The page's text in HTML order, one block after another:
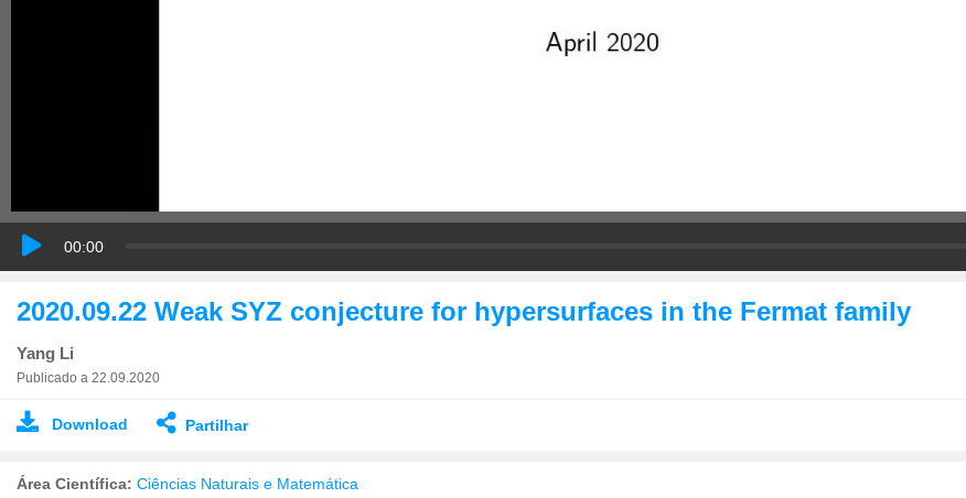
00:00
2020.09.22 Weak SYZ conjecture for hypersurfaces in the Fermat family
Yang Li
Publicado a 22.09.2020
Download Partilhar
Área Científica: Ciências Naturais e Matemática